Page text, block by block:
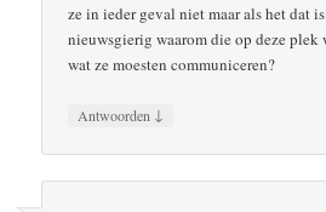
ze in ieder geval niet maar als het dat
nieuwsgierig waarom die op deze plek
wat ze moesten communiceren?
Antwoorden ↓